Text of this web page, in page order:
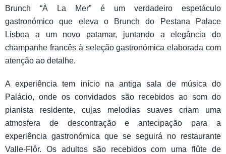
Brunch “À La Mer” é um verdadeiro espetáculo
gastronómico que eleva o Brunch do Pestana Palace
Lisboa a um novo patamar, juntando a elegância do
champanhe francês à seleção gastronómica elaborada com
atenção ao detalhe.
A experiência tem início na antiga sala de música do
Palácio, onde os convidados são recebidos ao som do
pianista residente, cujas melodias suaves criam uma
atmosfera de descontração e antecipação para a
experiência gastronómica que se seguirá no restaurante
Valle-Flôr. Os adultos são recebidos com uma flûte de